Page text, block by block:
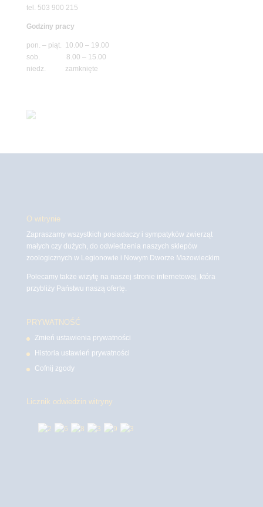
tel. 503 900 215
Godziny pracy
pon. – piąt. 10.00 – 19.00
sob. 8.00 – 15.00
niedz. zamknięte
O witrynie
Zapraszamy wszystkich posiadaczy i sympatyków zwierząt
małych czy dużych, do odwiedzenia naszych sklepów
zoologicznych w Legionowie i Nowym Dworze Mazowieckim
Polecamy także wizytę na naszej stronie internetowej, która
przybliży Państwu naszą ofertę.
PRYWATNOŚĆ
Zmień ustawienia prywatności
Historia ustawień prywatności
Cofnij zgody
Licznik odwiedzin witryny